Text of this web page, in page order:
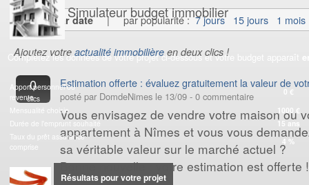
Simulateur budget immobilier
Complétez les données de votre projet ci-dessous et votre budget apparaît
Apport personnel ou
revente
0 €
Mensualité choisie
1000 €
Durée de l'emprunt souhaité
15 ans
Taux du prêt assurance
comprise
4 %
Résultats pour votre projet
Classerpar date| par popularité :7 jours 15 jours 1 mois
Ajoutez votre actualité immobilière en deux clics !
0
clics
Estimation offerte : évaluez gratuitement la valeur de
posté par DomdeNimes le 13/09 - 0 commentaire
Vous envisagez de vendre votre maison ou
appartement à Nîmes et vous vous
sa véritable valeur sur le marché actuel ?
Bonne nouvelle : votre estimation est offerte !